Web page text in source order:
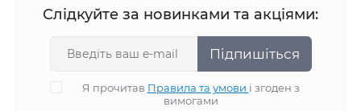
Слідкуйте за новинками та акціями:
Підпишіться
Я прочитав Правила та умови і згоден з
вимогами